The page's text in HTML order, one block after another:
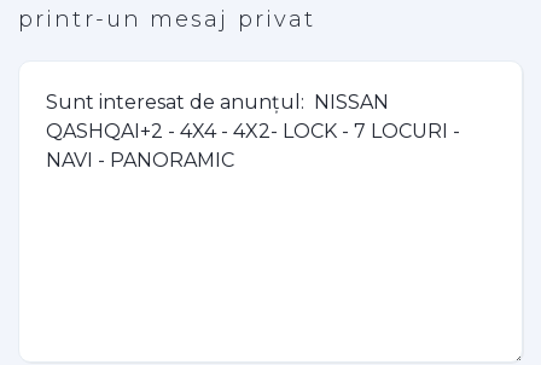
printr-un mesaj privat